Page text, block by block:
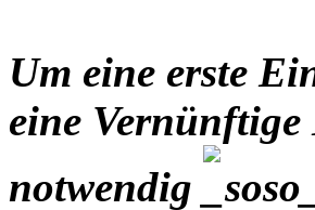
Um eine erste
eine Vernünftige
notwendig